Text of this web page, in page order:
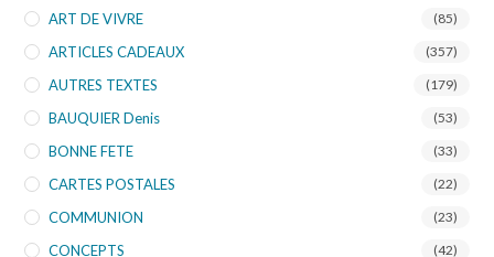
ART DE VIVRE (85)
ARTICLES CADEAUX (357)
AUTRES TEXTES (179)
BAUQUIER Denis (53)
BONNE FETE (33)
CARTES POSTALES (22)
COMMUNION (23)
CONCEPTS (42)